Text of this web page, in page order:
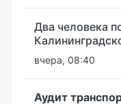
Два человека
вчера, 08:40
Аудит